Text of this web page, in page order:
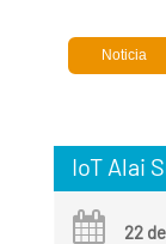
Noticia
IoT Alai
22